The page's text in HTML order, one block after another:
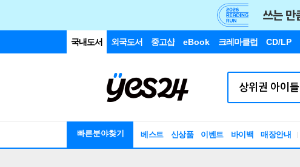
국내도서 외국도서 중고샵 eBook 크레마클럽 CD/LP
빠른분야찾기 베스트 신상품 이벤트 바이백 매장안내